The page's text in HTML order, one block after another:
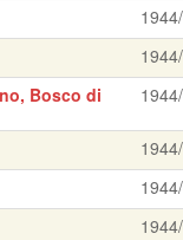
Bosco di